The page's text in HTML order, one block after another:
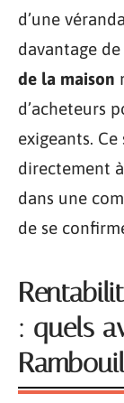
d’une
davantage
de la maison
d’acheteurs
exigeants.
directement
dans une
de se
: quels